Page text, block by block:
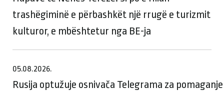
trashëgiminë e përbashkët një rrugë e turizmit
kulturor, e mbështetur nga BE-ja
05.08.2026.
Rusija optužuje osnivača Telegrama za